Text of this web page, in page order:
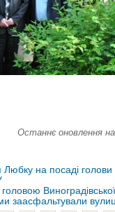
Останнє оновлення
на посаді голови
заасфальтували